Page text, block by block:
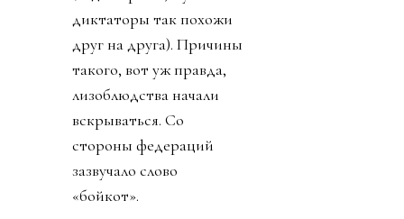
диктаторы так похожи
друг на друга). Причины
такого, вот уж правда,
лизоблюдства начали
вскрываться. Со
стороны федераций
зазвучало слово
«бойкот».